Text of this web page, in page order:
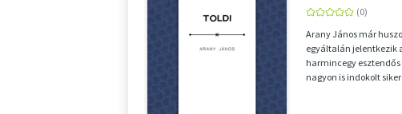
Arany János már
egyáltalán jelentkezik
harmincegy esztendős
nagyon is indokolt